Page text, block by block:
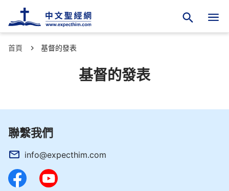
首頁 基督的發表
基督的發表
聯繫我們
info@expecthim.com